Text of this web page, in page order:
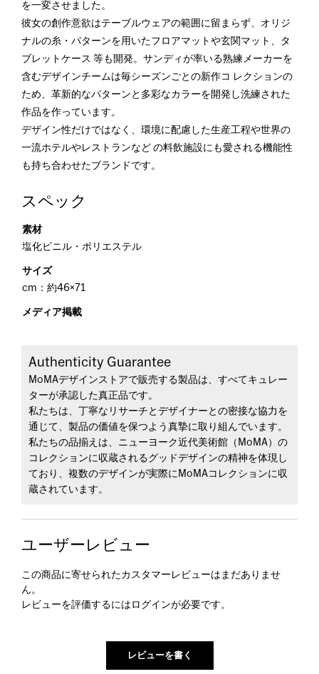
を一変させました。
彼女の創作意欲はテーブルウェアの範囲に留まらず、オリジ
ナルの糸・パターンを用いたフロアマットや玄関マット、タ
ブレットケース 等も開発。サンディが率いる熟練メーカーを
含むデザインチームは毎シーズンごとの新作コ レクションの
ため、革新的なパターンと多彩なカラーを開発し洗練された
作品を作っています。
デザイン性だけではなく、環境に配慮した生産工程や世界の
一流ホテルやレストランなど の料飲施設にも愛される機能性
も持ち合わせたブランドです。
スペック
素材
塩化ビニル・ポリエステル
サイズ
cm：約46×71
メディア掲載
Authenticity Guarantee
MoMAデザインストアで販売する製品は、すべてキュレー
ターが承認した真正品です。
私たちは、丁寧なリサーチとデザイナーとの密接な協力を
通じて、製品の価値を保つよう真摯に取り組んでいます。
私たちの品揃えは、ニューヨーク近代美術館（MoMA）の
コレクションに収蔵されるグッドデザインの精神を体現し
ており、複数のデザインが実際にMoMAコレクションに収
蔵されています。
ユーザーレビュー
この商品に寄せられたカスタマーレビューはまだありませ
ん。
レビューを評価するには ログインが必要です。